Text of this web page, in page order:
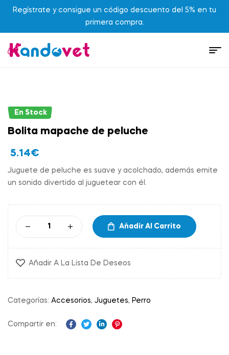
Regístrate y consigue un código descuento del 5% en tu
primera compra.
En Stock
Bolita mapache de peluche
5.14€
Juguete de peluche es suave y acolchado, además emite
un sonido divertido al juguetear con él.
Añadir Al Carrito
Añadir A La Lista De Deseos
Categorías: Accesorios, Juguetes, Perro
Compartir en: